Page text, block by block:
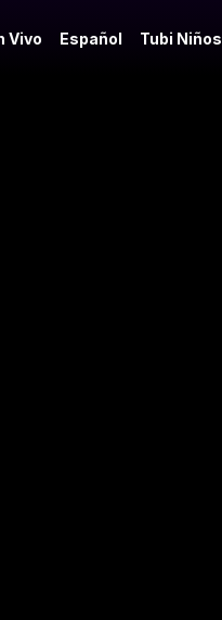
Vivo Español Tubi Niños